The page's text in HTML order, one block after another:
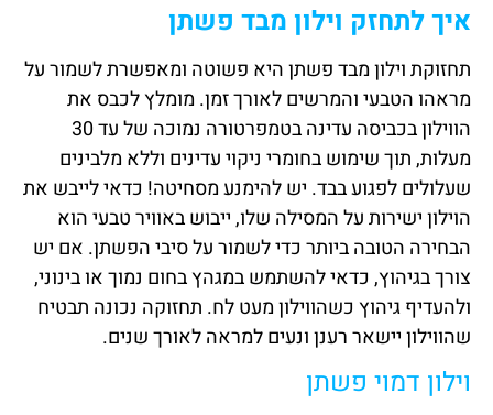
איך לתחזק וילון מבד פשתן
תחזוקת וילון מבד פשתן היא פשוטה ומאפשרת לשמור על
מראהו הטבעי והמרשים לאורך זמן. מומלץ לכבס את
הווילון בכביסה עדינה בטמפרטורה נמוכה של עד 30
מעלות, תוך שימוש בחומרי ניקוי עדינים וללא מלבינים
שעלולים לפגוע בבד. יש להימנע מסחיטה! כדאי לייבש את
הוילון ישירות על המסילה שלו, ייבוש באוויר טבעי הוא
הבחירה הטובה ביותר כדי לשמור על סיבי הפשתן. אם יש
צורך בגיהוץ, כדאי להשתמש במגהץ בחום נמוך או בינוני,
ולהעדיף גיהוץ כשהווילון מעט לח. תחזוקה נכונה תבטיח
שהווילון יישאר רענן ונעים למראה לאורך שנים.
וילון דמוי פשתן